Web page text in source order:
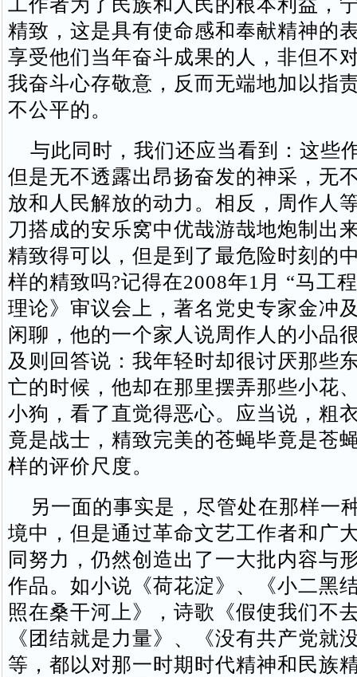
精致，这是具有使命感和奉献精神的
享受他们当年奋斗成果的人，非但不
我奋斗心存敬意，反而无端地加以指
不公平的。
与此同时，我们还应当看到：这些
但是无不透露出昂扬奋发的神采，无
放和人民解放的动力。相反，周作人
刀搭成的安乐窝中优哉游哉地炮制出
精致得可以，但是到了最危险时刻的
样的精致吗?记得在2008年1月 “马工
理论》审议会上，著名党史专家金冲
闲聊，他的一个家人说周作人的小品
及则回答说：我年轻时却很讨厌那些
亡的时候，他却在那里摆弄那些小花
小狗，看了直觉得恶心。应当说，粗
竟是战士，精致完美的苍蝇毕竟是苍
样的评价尺度。
另一面的事实是，尽管处在那样一
境中，但是通过革命文艺工作者和广
同努力，仍然创造出了一大批内容与
作品。如小说《荷花淀》、《小二黑
照在桑干河上》，诗歌《假使我们不
《团结就是力量》、《没有共产党就
等，都以对那一时期时代精神和民族